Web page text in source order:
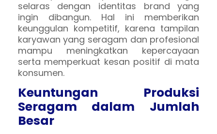
selaras dengan identitas brand yang
ingin dibangun. Hal ini memberikan
keunggulan kompetitif, karena tampilan
karyawan yang seragam dan profesional
mampu meningkatkan kepercayaan
serta memperkuat kesan positif di mata
konsumen.
Keuntungan Produksi
Seragam dalam Jumlah
Besar